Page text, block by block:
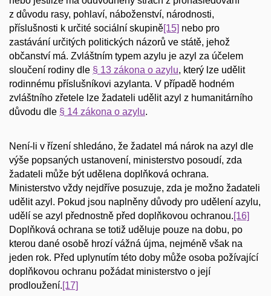
z důvodu rasy, pohlaví, náboženství, národnosti,
příslušnosti k určité sociální skupině[15] nebo pro
zastávání určitých politických názorů ve státě, jehož
občanství má. Zvláštním typem azylu je azyl za účelem
sloučení rodiny dle § 13 zákona o azylu, který lze udělit
rodinnému příslušníkovi azylanta. V případě hodném
zvláštního zřetele lze žadateli udělit azyl z humanitárního
důvodu dle § 14 zákona o azylu.
Není-li v řízení shledáno, že žadatel má nárok na azyl dle
výše popsaných ustanovení, ministerstvo posoudí, zda
žadateli může být udělena doplňková ochrana.
Ministerstvo vždy nejdříve posuzuje, zda je možno žadateli
udělit azyl. Pokud jsou naplněny důvody pro udělení azylu,
udělí se azyl přednostně před doplňkovou ochranou.[16]
Doplňková ochrana se totiž uděluje pouze na dobu, po
kterou dané osobě hrozí vážná újma, nejméně však na
jeden rok. Před uplynutím této doby může osoba požívající
doplňkovou ochranu požádat ministerstvo o její
prodloužení.[17]